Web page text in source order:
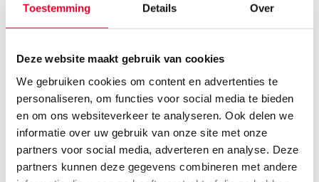
Toestemming Details Over
Deze website maakt gebruik van cookies
We gebruiken cookies om content en advertenties te
personaliseren, om functies voor social media te bieden
en om ons websiteverkeer te analyseren. Ook delen we
informatie over uw gebruik van onze site met onze
partners voor social media, adverteren en analyse. Deze
partners kunnen deze gegevens combineren met andere
kosten of bedrijfsmiddelen op de balans.
Correctie door de inspecteur
De inspecteur merkt de omzet van € 203 aan als
ondernemersfaciliteiten niet toe. De vrouw maakt
bezwaar, maar dit wordt ongegrond verklaard. Ook
de rechtbank verklaart haar beroep ongegrond.
Winst uit onderneming
Een onderneming vereist een duurzame organisatie